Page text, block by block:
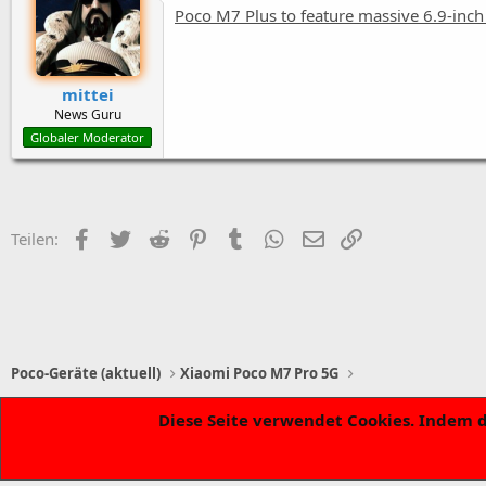
mittei
News Guru
Globaler Moderator
Poco M7 Plus to feature massive 6.9-
Teilen: FacebookZwitschern
Reddit PinterestTumblr WhatsApp
E-Mail
Poco-Geräte (aktuell) Xiaomi Poco M7 Pro 5G
bmd´s Light Theme Deutsch [Du]
Diese Seite verwendet Cookies.